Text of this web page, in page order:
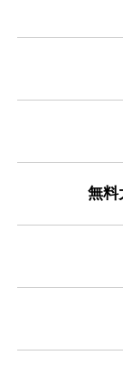
無料